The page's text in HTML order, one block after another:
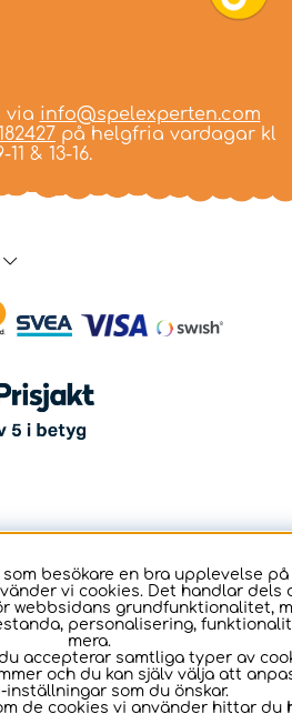
via info@spelexperten.com
på helgfria vardagar kl
11 & 13-16.
besökare en bra upplevelse på
vi cookies. Det handlar dels
webbsidans grundfunktionalitet,
personalisering,
mera.
accepterar samtliga typer av
och du kan själv välja att
inställningar som du önskar.
de cookies vi använder hittar du